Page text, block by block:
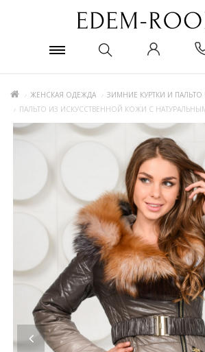
ЖЕНСКАЯ ОДЕЖДА
ЗИМНИЕ КУРТКИ И
ПАЛЬТО ИЗ ИСКУССТВЕННОЙ КОЖИ С